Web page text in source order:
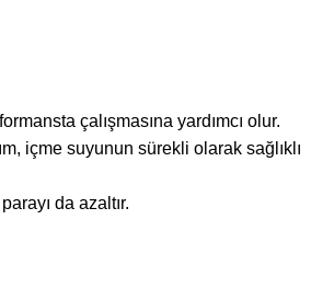
çalışmasına yardımcı olur.
içme suyunun sürekli olarak sağlıklı
da azaltır.